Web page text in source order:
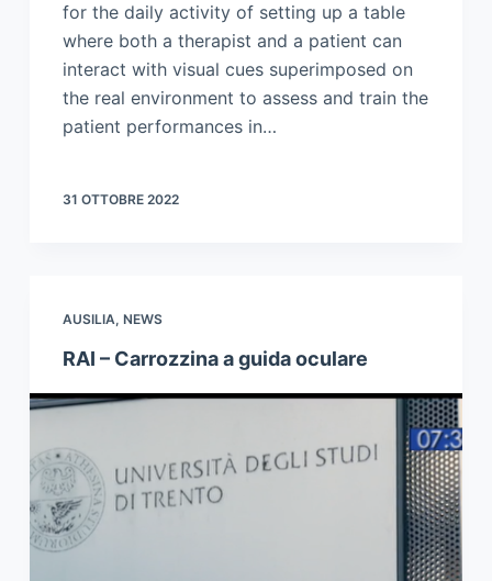
for the daily activity of setting up a table
where both a therapist and a patient can
interact with visual cues superimposed on
the real environment to assess and train the
patient performances in…
31 OTTOBRE 2022
AUSILIA, NEWS
RAI – Carrozzina a guida oculare